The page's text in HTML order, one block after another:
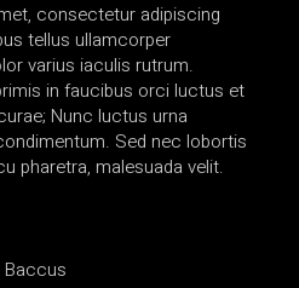
consectetur adipiscing
tellus ullamcorper
varius iaculis rutrum.
in faucibus orci luctus et
Nunc luctus urna
Sed nec lobortis
pharetra, malesuada velit.
Baccus